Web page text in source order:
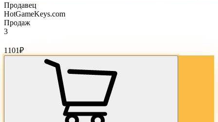
Продавец
HotGameKeys.com
Продаж
3
1101₽